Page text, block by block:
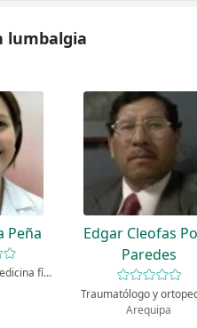
lumbalgia
Peña
Especialista en medicina física y rehabilitación
Edgar Cleofas
Paredes
Traumatólogo y
Arequipa